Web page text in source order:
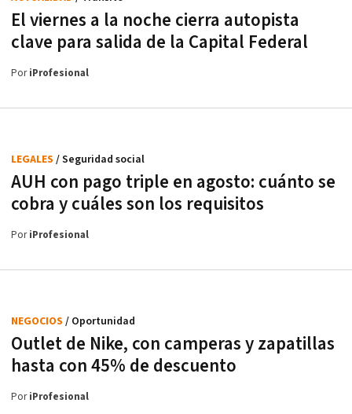
El viernes a la noche cierra autopista
clave para salida de la Capital Federal
PoriProfesional
AUH con pago triple en agosto: cuánto se
cobra y cuáles son los requisitos
LEGALES / Seguridad social
PoriProfesional
Outlet de Nike, con camperas y zapatillas
hasta con 45% de descuento
NEGOCIOS / Oportunidad
PoriProfesional